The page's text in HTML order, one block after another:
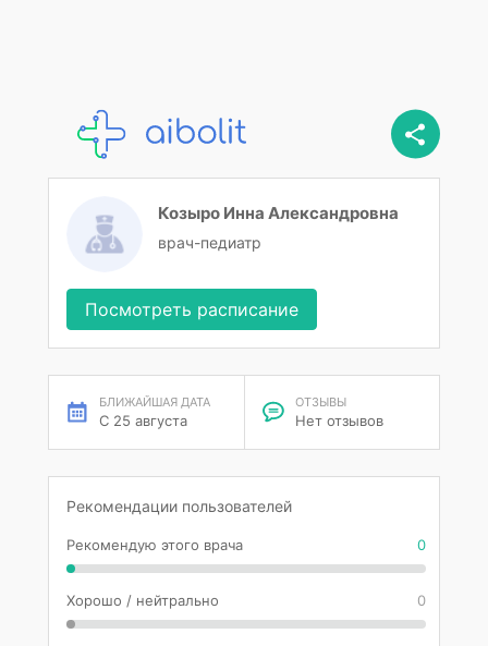
Козыро Инна Александровна
врач-педиатр
Посмотреть расписание
БЛИЖАЙШАЯ ДАТА
С 25 августа
ОТЗЫВЫ
Нет отзывов
Рекомендации пользователей
Рекомендую этого врача 0
Хорошо / нейтрально 0